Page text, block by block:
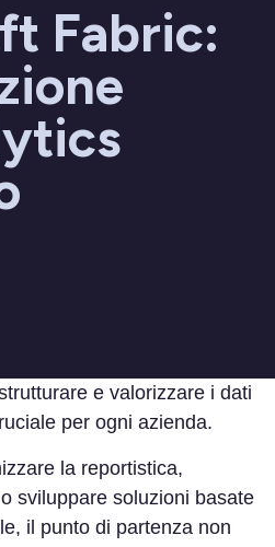
Fabric:
e valorizzare i dati
per ogni azienda.
la reportistica,
sviluppare soluzioni basate
il punto di partenza non